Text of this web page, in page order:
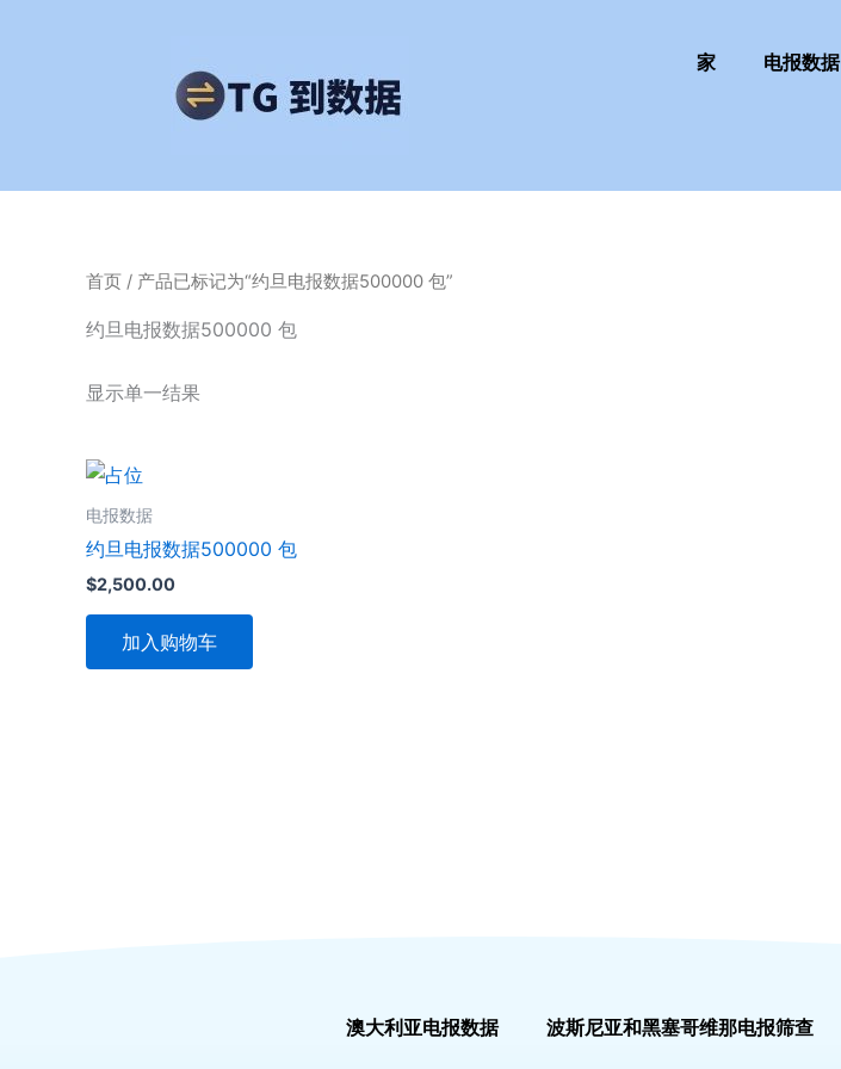
家 电报数据
首页 / 产品已标记为“约旦电报数据500000 包”
约旦电报数据500000 包
显示单一结果
电报数据
约旦电报数据500000 包
$2,500.00
加入购物车
澳大利亚电报数据 波斯尼亚和黑塞哥维那电报筛查